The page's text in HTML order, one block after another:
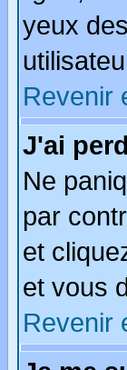
yeux
Revenir
J'ai
Ne
par
et
et vous
Revenir